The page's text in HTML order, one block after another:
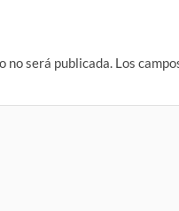
no será publicada. Los